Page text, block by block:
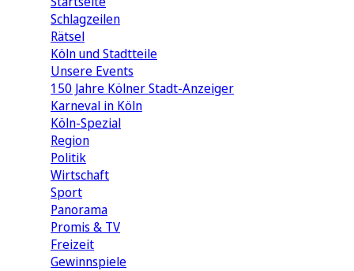
Schlagzeilen
Rätsel
Köln und Stadtteile
Unsere Events
150 Jahre Kölner Stadt-Anzeiger
Karneval in Köln
Köln-Spezial
Region
Politik
Wirtschaft
Sport
Panorama
Promis & TV
Freizeit
Gewinnspiele